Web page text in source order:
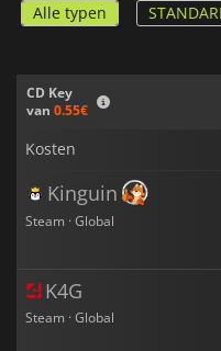
Alle typen
CD Key
van 0.55€
Kosten
Kinguin
Steam · Global
K4G
Steam · Global